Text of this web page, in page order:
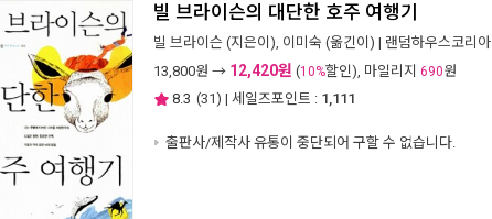
빌 브라이슨의 대단한 호주 여행기
빌 브라이슨 (지은이), 이미숙 (옮긴이) | 랜덤하우스코리아
13,800원 → 12,420원 (10%할인), 마일리지 690원
8.3 (31) | 세일즈포인트 : 1,111
출판사/제작사 유통이 중단되어 구할 수 없습니다.